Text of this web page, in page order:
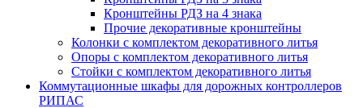
Кронштейны РДЗ на 4 знака
Прочие декоративные кронштейны
Колонки с комплектом декоративного литья
Опоры с комплектом декоративного литья
Стойки с комплектом декоративного литья
Коммутационные шкафы для дорожных контроллеров
РИПАС